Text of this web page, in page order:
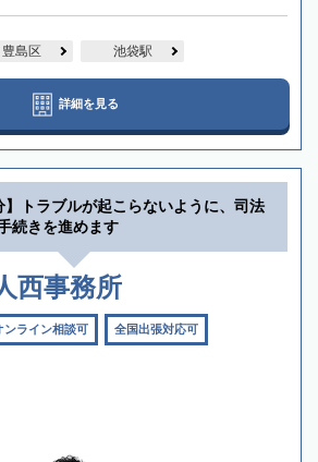
豊島区 池袋駅
詳細を見る
】トラブルが起こらないように、司法
続きを進めます
西事務所
ンライン相談可 全国出張対応可